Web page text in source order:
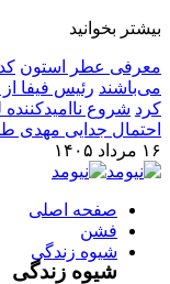
بیشتر بخوانید
معرفی عطر استون
می‌باشند رئیس فیفا
کرد شروع
احتمال جدایی مهدی
۱۶ مرداد ۱۴۰۵
صفحه اصلی
فشن
شیوه زندگی
شیوه زندگی